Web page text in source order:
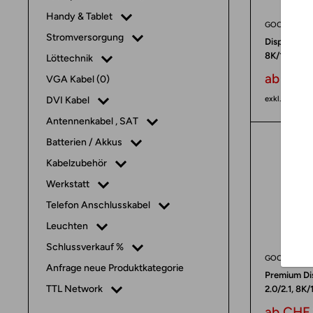
Handy & Tablet
Stromversorgung
Löttechnik
VGA Kabel (0)
DVI Kabel
Antennenkabel , SAT
Batterien / Akkus
Kabelzubehör
Werkstatt
Telefon Anschlusskabel
Leuchten
Schlussverkauf %
Anfrage neue Produktkategorie
TTL Network
GOOBAY
8K/120Hz,
ab CHF
exkl. MwSt
GOOBAY
Premium
2.0/2.1,